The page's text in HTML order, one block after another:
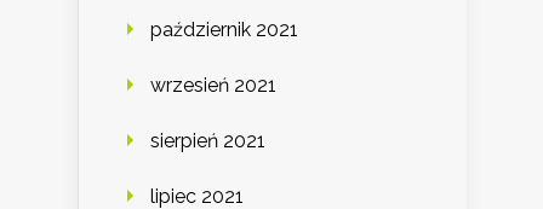
październik 2021
wrzesień 2021
sierpień 2021
lipiec 2021